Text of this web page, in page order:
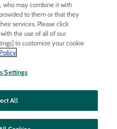
ち追加
who may combine it with
to them or that they
services. Please click
the use of all of our
to customize your cookie
Settings
All